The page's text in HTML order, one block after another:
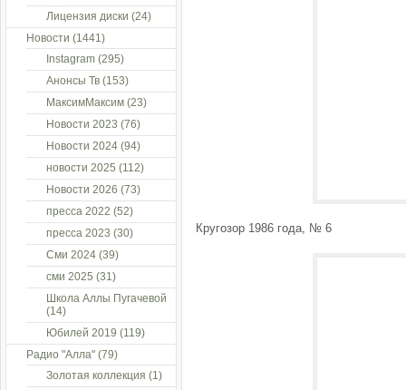
Кругозор 1986 года, № 6
Лицензия диски (24)
Новости (1441)
Instagram (295)
Анонсы Тв (153)
МаксимМаксим (23)
Новости 2023 (76)
Новости 2024 (94)
новости 2025 (112)
Новости 2026 (73)
пресса 2022 (52)
пресса 2023 (30)
Сми 2024 (39)
сми 2025 (31)
Школа Аллы Пугачевой
(14)
Юбилей 2019 (119)
Радио "Алла" (79)
Золотая коллекция (1)